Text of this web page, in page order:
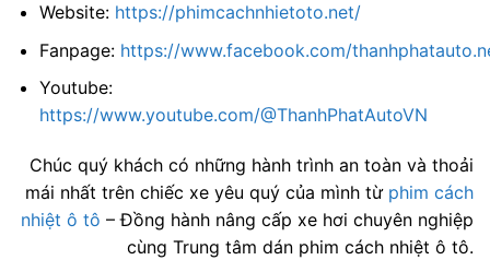
Website: https://phimcachnhietoto.net/
Fanpage: https://www.facebook.com/
Youtube:
https://www.youtube.com/@ThanhPhatAutoVN
Chúc quý khách có những hành trình an toàn và thoải
mái nhất trên chiếc xe yêu quý của mình từ phim cách
nhiệt ô tô – Đồng hành nâng cấp xe hơi chuyên nghiệp
cùng Trung tâm dán phim cách nhiệt ô tô.